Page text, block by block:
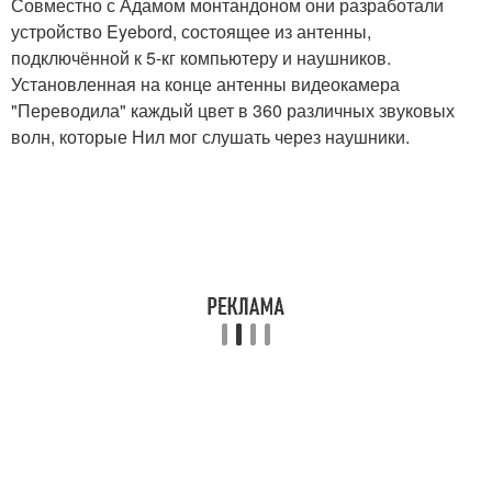
устройство Eyebord, состоящее из антенны,
подключённой к 5-кг компьютеру и наушников.
Установленная на конце антенны видеокамера
"Переводила" каждый цвет в 360 различных звуковых
волн, которые Нил мог слушать через наушники.